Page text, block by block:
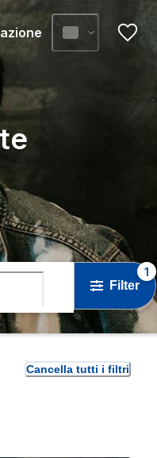
Filter
1
Cancella tutti i filtri